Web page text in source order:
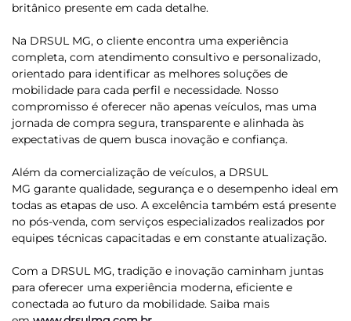
britânico presente em cada detalhe.
Na DRSUL MG, o cliente encontra uma experiência
completa, com atendimento consultivo e personalizado,
orientado para identificar as melhores soluções de
mobilidade para cada perfil e necessidade. Nosso
compromisso é oferecer não apenas veículos, mas uma
jornada de compra segura, transparente e alinhada às
expectativas de quem busca inovação e confiança.
Além da comercialização de veículos, a DRSUL
MG garante qualidade, segurança e o desempenho ideal em
todas as etapas de uso. A excelência também está presente
no pós-venda, com serviços especializados realizados por
equipes técnicas capacitadas e em constante atualização.
Com a DRSUL MG, tradição e inovação caminham juntas
para oferecer uma experiência moderna, eficiente e
conectada ao futuro da mobilidade. Saiba mais